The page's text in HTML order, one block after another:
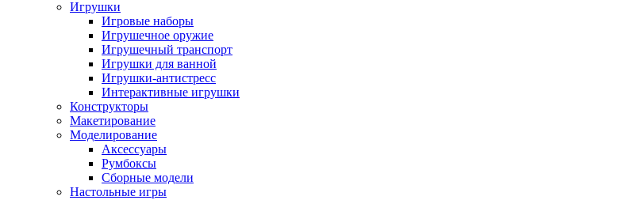
Игрушки
Игровые наборы
Игрушечное оружие
Игрушечный транспорт
Игрушки для ванной
Игрушки-антистресс
Интерактивные игрушки
Конструкторы
Макетирование
Моделирование
Аксессуары
Румбоксы
Сборные модели
Настольные игры